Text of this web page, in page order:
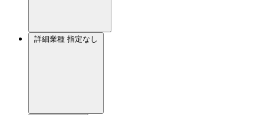
詳細業種 指定なし